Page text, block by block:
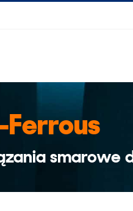
Ferrous
smarowe